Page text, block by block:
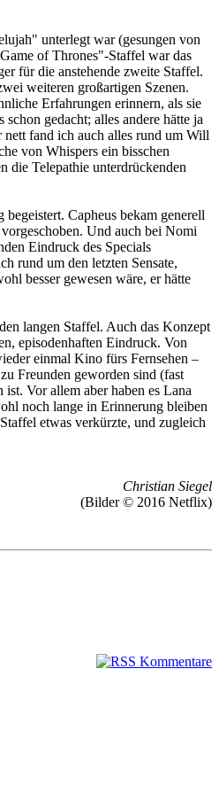
unterlegt war (gesungen von
of Thrones"-Staffel war das
für die anstehende zweite Staffel.
weiteren großartigen Szenen.
Erfahrungen erinnern, als sie
gedacht; alles andere hätte ja
fand ich auch alles rund um Will
von Whispers ein bisschen
die Telepathie unterdrückenden
Capheus bekam generell
Und auch bei Nomi
Eindruck des Specials
rund um den letzten Sensate,
besser gewesen wäre, er hätte
langen Staffel. Auch das Konzept
episodenhaften Eindruck. Von
einmal Kino fürs Fernsehen –
Freunden geworden sind (fast
Vor allem aber haben es Lana
noch lange in Erinnerung bleiben
etwas verkürzte, und zugleich
Christian Siegel
(Bilder © 2016 Netflix)